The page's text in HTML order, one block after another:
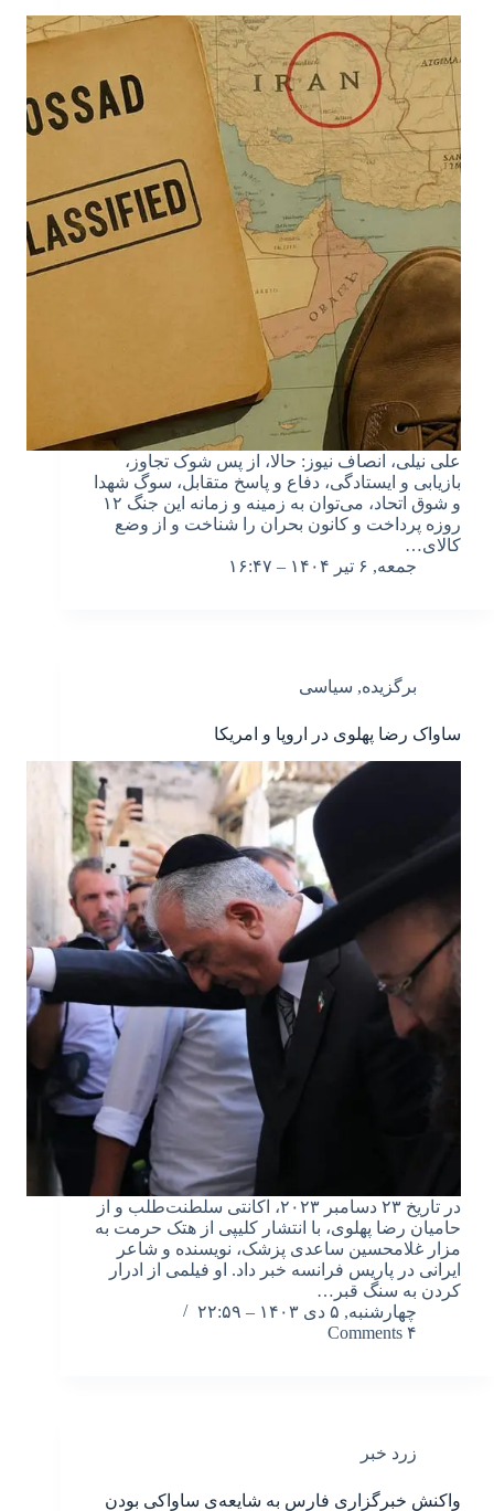
علی نیلی، انصاف نیوز: حالا، از پس شوک تجاوز،
بازیابی و ایستادگی، دفاع و پاسخ متقابل، سوگ شهدا
و شوق اتحاد، می‌توان به زمینه و زمانه این جنگ ۱۲
روزه پرداخت و کانون بحران را شناخت و از وضع
کالای…
جمعه, ۶ تیر ۱۴۰۴ – ۱۶:۴۷
برگزیده, سیاسی
ساواک رضا پهلوی در اروپا و امریکا
در تاریخ ۲۳ دسامبر ۲۰۲۳، اکانتی سلطنت‌طلب و از
حامیان رضا پهلوى، با انتشار کلیپى از هتک حرمت به
مزار غلامحسین ساعدى پزشک، نویسنده و شاعر
ایرانى در پاریس فرانسه خبر داد. او فیلمی از ادرار
کردن به سنگ قبر…
چهارشنبه, ۵ دی ۱۴۰۳ – ۲۲:۵۹
۴ Comments
زرد خبر
واکنش خبرگزاری فارس به شایعه‌ی ساواکی بودن